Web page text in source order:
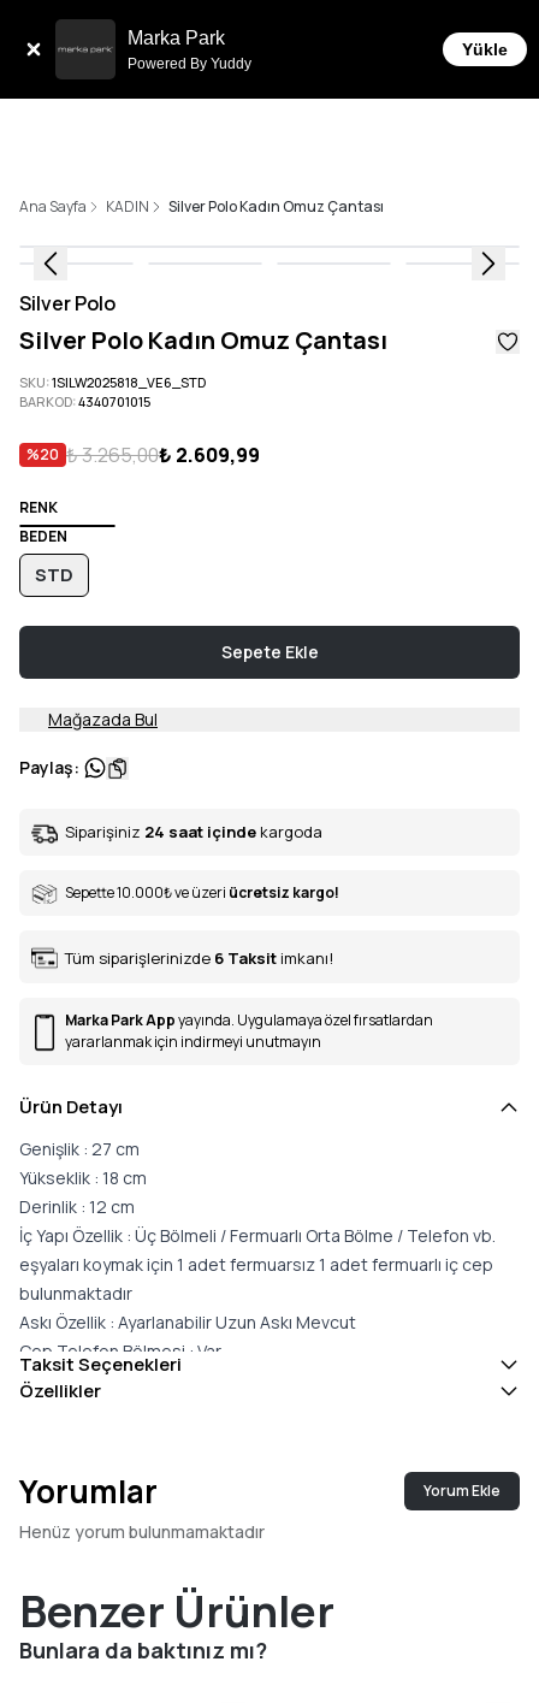
Marka Park
Powered By Yuddy
Yükle
Ana Sayfa KADIN Silver Polo Kadın Omuz Çantası
Silver Polo
Silver Polo Kadın Omuz Çantası
SKU:1SILW2025818_VE6_STD
BARKOD:4340701015
%20 ₺ 3.265,00₺ 2.609,99
RENK
BEDEN
STD
Sepete Ekle
Mağazada Bul
Paylaş:
Siparişiniz 24 saat içinde kargoda
Sepette 10.000₺ve üzeri ücretsiz kargo!
Tüm siparişlerinizde 6 Taksit imkanı!
Marka Park Appyayında. Uygulamaya özel fırsatlardan
yararlanmak için indirmeyi unutmayın
Ürün Detayı
Genişlik : 27 cm
Yükseklik : 18 cm
Derinlik : 12 cm
İç Yapı Özellik : Üç Bölmeli / Fermuarlı Orta Bölme / Telefon vb.
eşyaları koymak için 1 adet fermuarsız 1 adet fermuarlı iç cep
bulunmaktadır
Askı Özellik : Ayarlanabilir Uzun Askı Mevcut
Cep Telefon Bölmesi : Var
Taşıma/Tutuş Şekli : ELDE / ÇAPRAZ
Taksit Seçenekleri
Özellikler
Yorumlar Yorum Ekle
Henüz yorum bulunmamaktadır
Benzer Ürünler
Bunlara da baktınız mı?